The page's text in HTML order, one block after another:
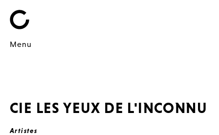
Menu
CIE LES YEUX DE L'INCONNU
Artistes